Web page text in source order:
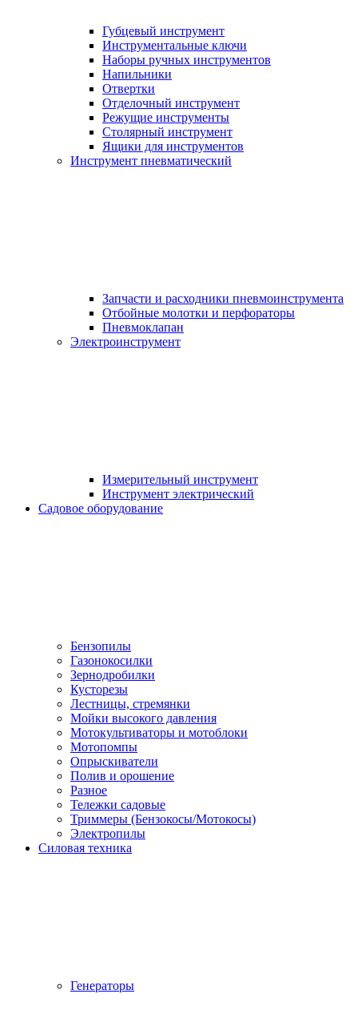
Губцевый инструмент
Инструментальные ключи
Наборы ручных инструментов
Напильники
Отвертки
Отделочный инструмент
Режущие инструменты
Столярный инструмент
Ящики для инструментов
Инструмент пневматический
Запчасти и расходники пневмоинструмента
Отбойные молотки и перфораторы
Пневмоклапан
Электроинструмент
Измерительный инструмент
Инструмент электрический
Садовое оборудование
Бензопилы
Газонокосилки
Зернодробилки
Кусторезы
Лестницы, стремянки
Мойки высокого давления
Мотокультиваторы и мотоблоки
Мотопомпы
Опрыскиватели
Полив и орошение
Разное
Тележки садовые
Триммеры (Бензокосы/Мотокосы)
Электропилы
Силовая техника
Генераторы